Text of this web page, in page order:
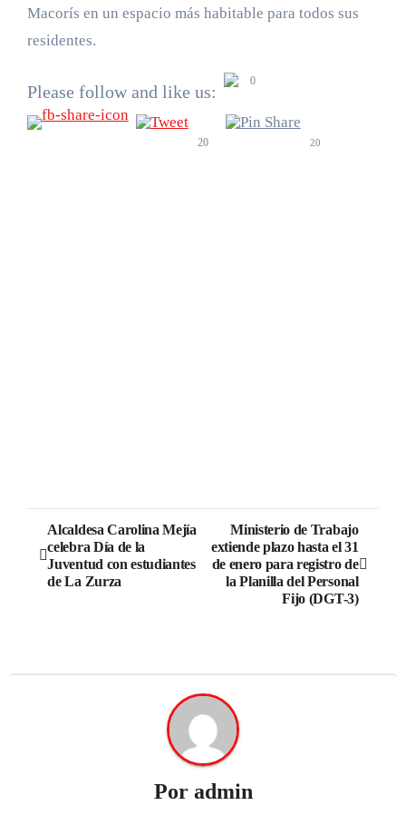
Macorís en un espacio más habitable para todos sus
residentes.
Please follow and like us:
0
20 20
Alcaldesa Carolina Mejía
celebra Día de la
Juventud con estudiantes
de La Zurza
Ministerio de Trabajo
extiende plazo hasta el 31
de enero para registro de
la Planilla del Personal
Fijo (DGT-3)
Por admin